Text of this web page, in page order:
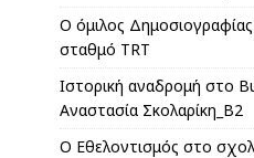
Ο όμιλος
σταθμό TRT
Ιστορική αναδρομή στο
Αναστασία Σκολαρίκη_Β2
Ο Εθελοντισμός στο